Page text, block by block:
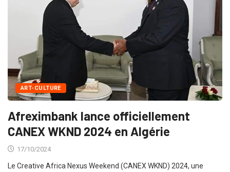
ART-CULTURE
Afreximbank lance officiellement
CANEX WKND 2024 en Algérie
17/10/2024
Le Creative Africa Nexus Weekend (CANEX WKND) 2024, une